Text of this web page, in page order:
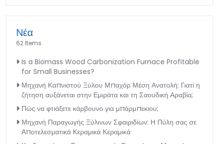
Νέα
62 Items
Is a Biomass Wood Carbonization Furnace Profitable
for Small Businesses?
Μηχανή Καπνιστού Ξύλου Μπαχόρ Μέση Ανατολή: Γιατί η
ζήτηση αυξάνεται στην Εμιράτα και τη Σαουδική Αραβία;
Πώς να φτιάξετε κάρβουνο για μπάρμπεκιου;
Μηχανή Παραγωγής Ξύλινων Σφαιριδίων: Η Πύλη σας σε
Αποτελεσματικά Κεραμικά Κεραμικά